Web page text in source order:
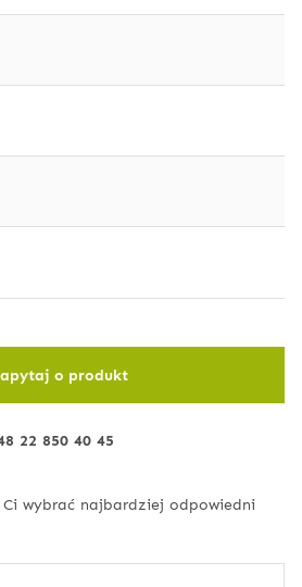
o produkt
22 850 40 45
wybrać najbardziej odpowiedni